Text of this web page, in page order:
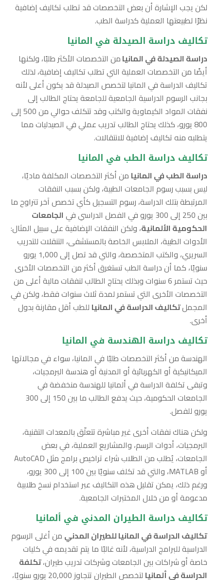
لكن يجب الإشارة أن بعض التخصصات قد تطلب تكاليف إضافية
نظرًا لطبيعتها العملية كدراسة الطب.
تكاليف دراسة الصيدلة في المانيا
دراسة الصيدلة في المانيامن التخصصات الأكثر طلبًا، ولكنها
أيضًا من التخصصات العملية التي تطلب تكاليف إضافية، لذلك
تكاليف الدراسة في المانيا لتخصص الصيدلة قد يكون أعلى لأنه
بجانب الرسوم الدراسية الجامعية للجامعة يحتاج الطالب إلى
نفقات المواد الكيماوية والكتب وقد تتكلف حوالي من 500 إلى
800 يورو، كذلك يحتاج الطالب تدريب عملي في الصيدليات مما
يتطلبه منه تكاليف إضافية للانتقالات.
تكاليف دراسة الطب في المانيا
دراسة الطب في المانيا من أكثر التخصصات المكلفة ماديًا،
ليس بسبب رسوم الجامعات الطبية، ولكن بسبب النفقات
المرتبطة بتلك الدراسة، رسوم التسجيل كأي تخصص آخر تتراوح ما
بين 250 إلى 300 يورو في الفصل الدراسي في
الجامعات
الحكومية الألمانية، ولكن النفقات الإضافية على سبيل المثال:
الأدوات الطبية، الملابس الخاصة بالمستشفى، التنقلات للتدريب
السريري، والكتب المتخصصة، والتي قد تصل إلى 1,000 يورو
سنويًا، كما أن دراسة الطب تستغرق أكثر من التخصصات الأخرى
حيث تستمر 6 سنوات وبذلك يحتاج الطالب لنفقات مالية أعلى من
التخصصات الأخرى التي تستمر لمدة ثلاث سنوات فقط، ولكن في
المجملتكاليف الدراسة في المانيا للطب أقل مقارنة بدول
أخرى.
تكاليف دراسة الهندسة في المانيا
الهندسة من أكثر التخصصات طلبًا في المانيا، سواء في مجالاتها
الميكانيكية أو الكهربائية أو المدنية أو هندسة البرمجيات،
وتبقى تكلفة الدراسة في ألمانيا للهندسة منخفضة في
الجامعات الحكومية، حيث يدفع الطالب ما بين 150 إلى 300
يورو للفصل.
ولكن هناك نفقات أخرى غير مباشرة تتعلّق بالمعدات التقنية،
البرمجيات، أدوات الرسم، والمشاريع العملية، في بعض
الجامعات، يُطلب من الطلاب شراء تراخيص برامج مثل AutoCAD
أو MATLAB، والتي قد تكلف سنويًا بين 100 إلى 300 يورو،
ورغم ذلك، يمكن تقليل هذه التكاليف عبر استخدام نسخ طلابية
مدعومة أو من خلال المختبرات الجامعية.
تكاليف دراسة الطيران المدني في ألمانيا
تكاليف الدراسة في المانيا للطيران المدني من أغلى الرسوم
الدراسية للبرامج الدراسية، لأنه غالبًا ما يتم تقديمه في كليات
خاصة أو شراكات بين الجامعات وشركات تدريب طيران،تكلفة
الدراسة في ألمانيا
لتخصص الطيران تتجاوز 20,000 يورو سنويًا،